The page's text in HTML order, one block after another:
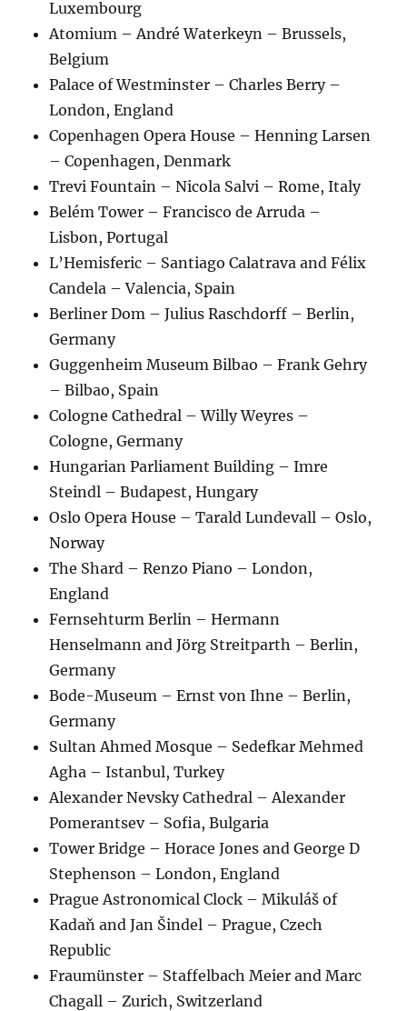
Luxembourg
Atomium – André Waterkeyn – Brussels,
Belgium
Palace of Westminster – Charles Berry –
London, England
Copenhagen Opera House – Henning Larsen
– Copenhagen, Denmark
Trevi Fountain – Nicola Salvi – Rome, Italy
Belém Tower – Francisco de Arruda –
Lisbon, Portugal
L’Hemisferic – Santiago Calatrava and Félix
Candela – Valencia, Spain
Berliner Dom – Julius Raschdorff – Berlin,
Germany
Guggenheim Museum Bilbao – Frank Gehry
– Bilbao, Spain
Cologne Cathedral – Willy Weyres –
Cologne, Germany
Hungarian Parliament Building – Imre
Steindl – Budapest, Hungary
Oslo Opera House – Tarald Lundevall – Oslo,
Norway
The Shard – Renzo Piano – London,
England
Fernsehturm Berlin – Hermann
Henselmann and Jörg Streitparth – Berlin,
Germany
Bode-Museum – Ernst von Ihne – Berlin,
Germany
Sultan Ahmed Mosque – Sedefkar Mehmed
Agha – Istanbul, Turkey
Alexander Nevsky Cathedral – Alexander
Pomerantsev – Sofia, Bulgaria
Tower Bridge – Horace Jones and George D
Stephenson – London, England
Prague Astronomical Clock – Mikuláš of
Kadaň and Jan Šindel – Prague, Czech
Republic
Fraumünster – Staffelbach Meier and Marc
Chagall – Zurich, Switzerland